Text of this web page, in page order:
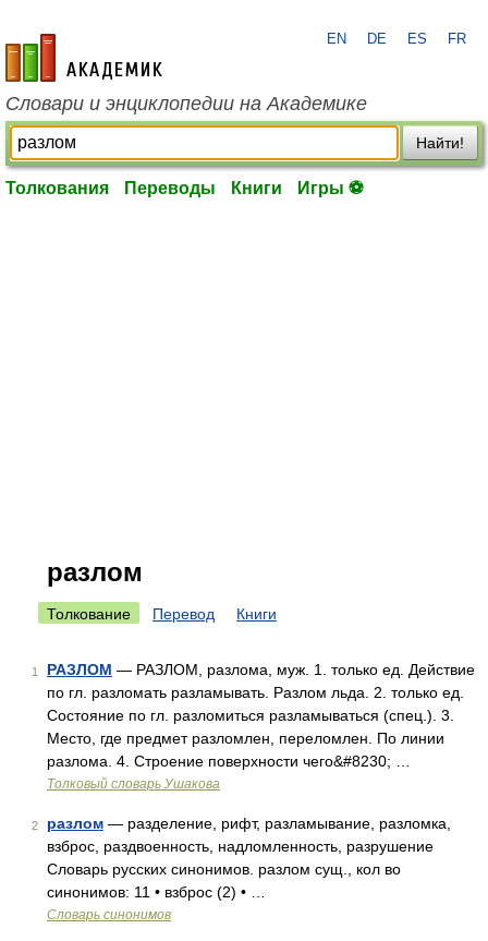
academic.ru
EN DE ES FR
Словари и энциклопедии на Академике
Найти!
Толкования Переводы Книги Игры ⚽
разлом
Толкование Перевод Книги
1 РАЗЛОМ — РАЗЛОМ, разлома, муж. 1. только ед. Действие
по гл. разломать разламывать. Разлом льда. 2. только ед.
Состояние по гл. разломиться разламываться (спец.). 3.
Место, где предмет разломлен, переломлен. По линии
разлома. 4. Строение поверхности чего&#8230; …
Толковый словарь Ушакова
2 разлом — разделение, рифт, разламывание, разломка,
взброс, раздвоенность, надломленность, разрушение
Словарь русских синонимов. разлом сущ., кол во
синонимов: 11 • взброс (2) • …
Словарь синонимов